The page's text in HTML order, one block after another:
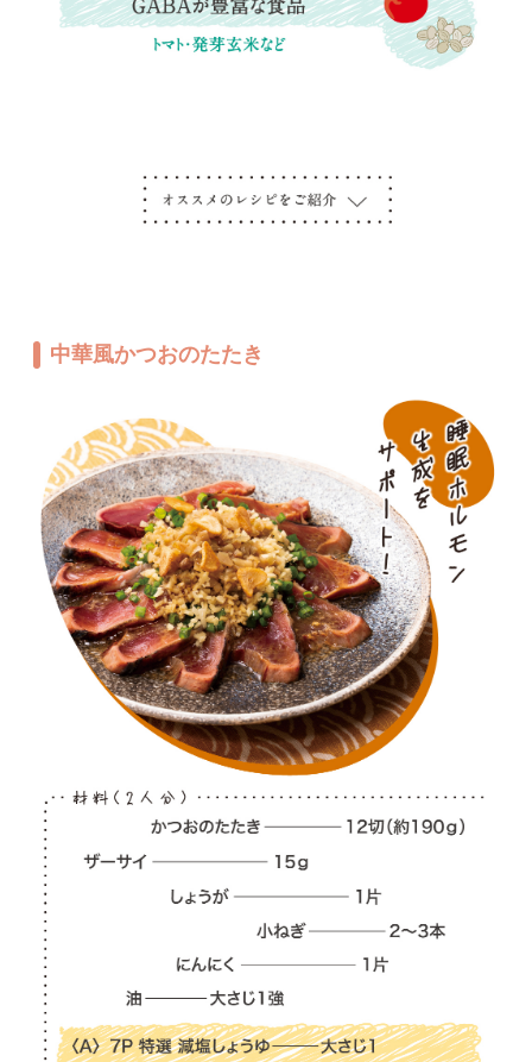
中華風かつおのたたき